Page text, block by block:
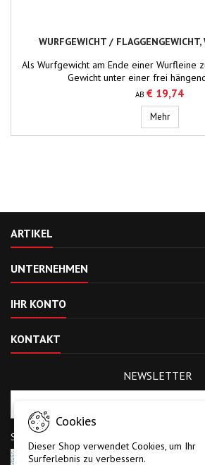
WURFGEWICHT / FLAGGENGEWICHT,
Als Wurfgewicht am Ende einer Wurfleine
Gewicht unter einer frei
AB € 19,74
Mehr
ARTIKEL
UNTERNEHMEN
IHR KONTO
KONTAKT
Cookies
Dieser Shop verwendet Cookies, um Ihr
Surferlebnis zu verbessern.
NEWSLETTER
Sicherheitscode eingeben